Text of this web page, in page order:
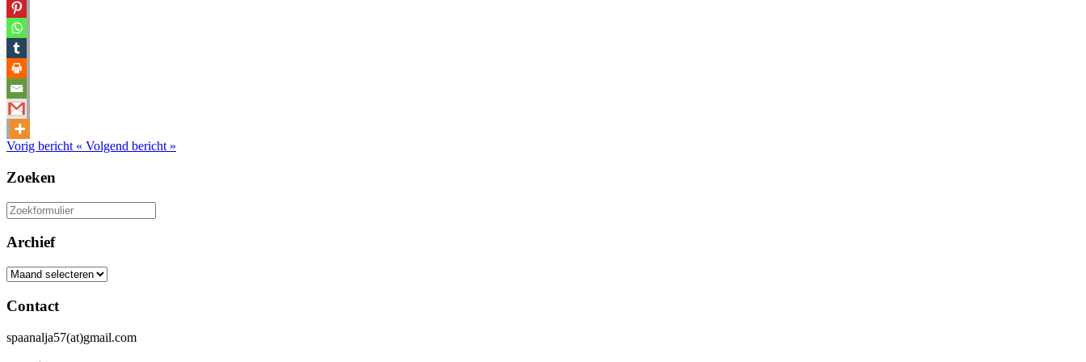
Vorig bericht « Volgend bericht »
Zoeken
Zoeken
naar:
Archief
Archief
Contact
spaanalja57(at)gmail.com